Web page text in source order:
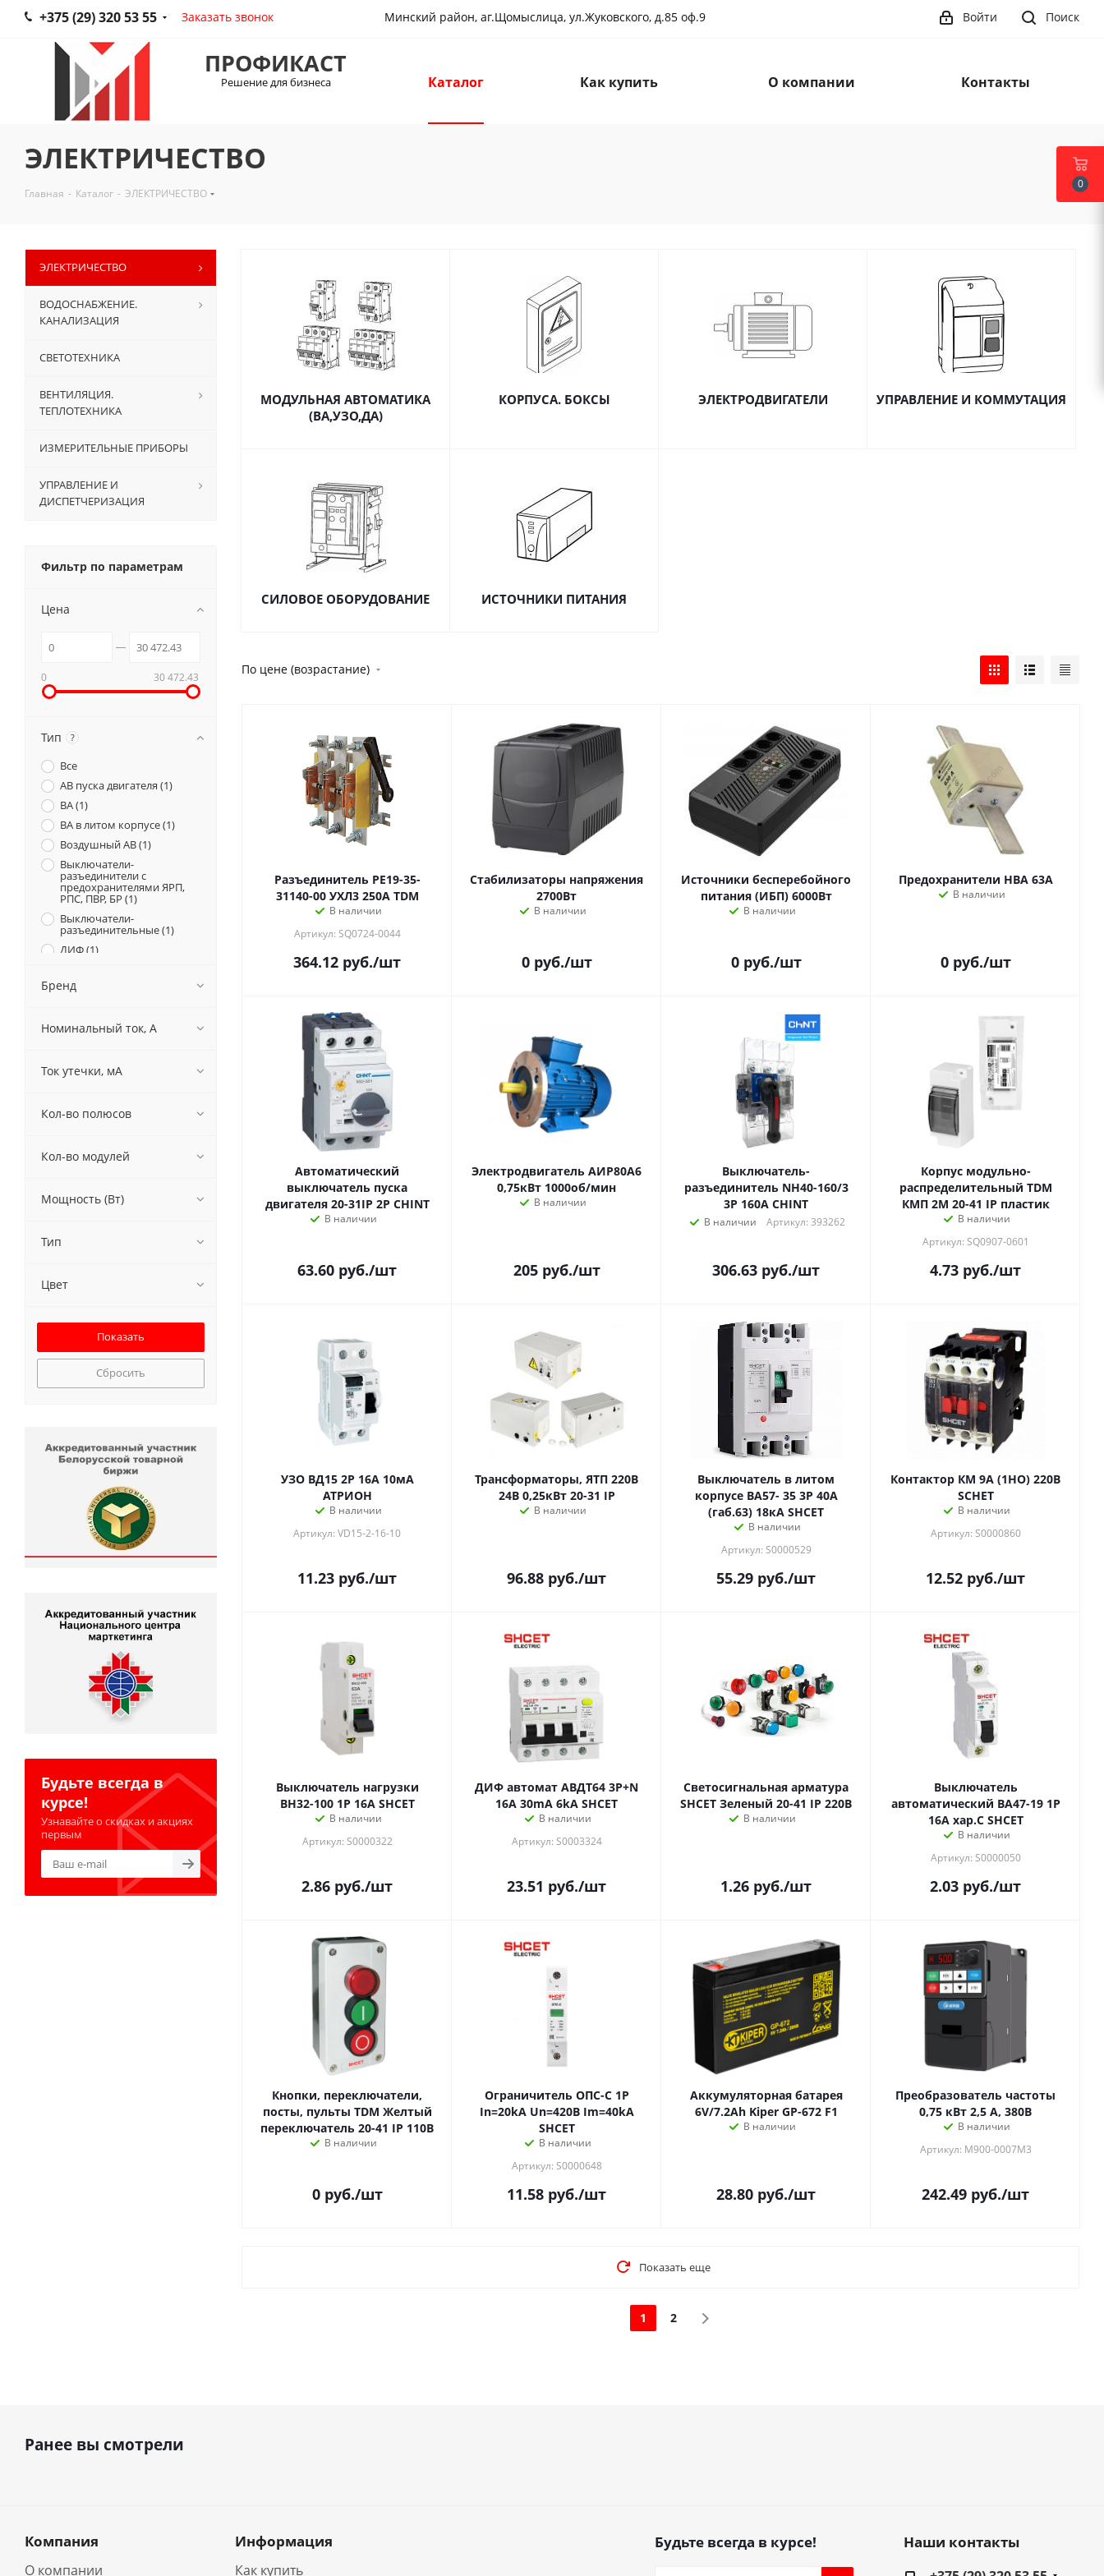
+375 (29) 320 53 55 Заказать звонок Минский район, аг.Щомыслица, ул.Жуковского, д.85 оф.9 Поиск
Войти
ПРОФИКАСТ
Решение для бизнеса Каталог Как купить О компании Контакты
ЭЛЕКТРИЧЕСТВО
Главная - Каталог - ЭЛЕКТРИЧЕСТВО
МОДУЛЬНАЯ АВТОМАТИКА
(ВА,УЗО,ДА)
КОРПУСА. БОКСЫ ЭЛЕКТРОДВИГАТЕЛИ УПРАВЛЕНИЕ И КОММУТАЦИЯ
СИЛОВОЕ ОБОРУДОВАНИЕ ИСТОЧНИКИ ПИТАНИЯ
По цене (возрастание)
Разъединитель РЕ19-35-
31140-00 УХЛ3 250A TDM
В наличии
Артикул: SQ0724-0044
364.12 руб./шт
Стабилизаторы напряжения
2700Вт
В наличии
0руб./шт
Источники бесперебойного
питания (ИБП) 6000Вт
В наличии
0руб./шт
Предохранители НВА 63A
В наличии
0руб./шт
Автоматический
выключатель пуска
двигателя 20-31IP 2Р CHINT
В наличии
63.60 руб./шт
Электродвигатель АИР80A6
0,75кВт 1000об/мин
В наличии
205руб./шт
Bыключатель-
разъединитель NH40-160/3
3P 160А CHINT
В наличии Артикул: 393262
306.63 руб./шт
Корпус модульно-
распределительный TDM
КМП 2M 20-41 IP пластик
В наличии
Артикул: SQ0907-0601
4.73 руб./шт
УЗО ВД15 2Р 16А 10мА
АТРИОН
В наличии
Артикул: VD15-2-16-10
11.23 руб./шт
Трансформаторы, ЯТП 220В
24В 0,25кВт 20-31 IP
В наличии
96.88 руб./шт
Выключатель в литом
корпусе ВА57- 35 3Р 40А
(габ.63) 18кА SHCET
В наличии
Артикул: S0000529
55.29 руб./шт
Контактор КМ 9А (1НО) 220В
SCHET
В наличии
Артикул: S0000860
12.52 руб./шт
Выключатель нагрузки
ВН32-100 1Р 16A SHСET
В наличии
Артикул: S0000322
2.86 руб./шт
ДИФ автомат АВДТ64 3P+N
16A 30mA 6kA SHCET
В наличии
Артикул: S0003324
23.51 руб./шт
Светосигнальная арматура
SHCET Зеленый 20-41 IP 220В
В наличии
1.26 руб./шт
Выключатель
автоматический ВА47-19 1Р
16A хар.C SHCET
В наличии
Артикул: S0000050
2.03 руб./шт
Кнопки, переключатели,
посты, пульты TDM Желтый
переключатель 20-41 IP 110В
В наличии
0руб./шт
Ограничитель ОПС-С 1P
In=20kA Un=420B Im=40kA
SHCET
В наличии
Артикул: S0000648
11.58 руб./шт
Аккумуляторная батарея
6V/7.2Ah Kiper GP-672 F1
В наличии
28.80 руб./шт
Преобразователь частоты
0,75 кВт 2,5 А, 380В
В наличии
Артикул: M900-0007M3
242.49 руб./шт
Показать еще
1 2
ЭЛЕКТРИЧЕСТВО
ВОДОСНАБЖЕНИЕ.
КАНАЛИЗАЦИЯ
СВЕТОТЕХНИКА
ВЕНТИЛЯЦИЯ.
ТЕПЛОТЕХНИКА
ИЗМЕРИТЕЛЬНЫЕ ПРИБОРЫ
УПРАВЛЕНИЕ И
ДИСПЕТЧЕРИЗАЦИЯ
Фильтр по параметрам
Цена
0 30 472.43
Тип ?
Все
АВ пуска двигателя (1)
ВА (1)
ВА в литом корпусе (1)
Воздушный АВ (1)
Выключатели-
разъединители с
предохранителями ЯРП,
РПС, ПВР, БР (1)
Выключатели-
разъединительные (1)
ДИФ (1)
Кнопки, переключатели,
Ограничитель
импульсных
Переключатели-
Пускатели, контакторы,
Светосигнальная арматура
(1)
Бренд
Номинальный ток, А
Ток утечки, мА
Кол-во полюсов
Кол-во модулей
Мощность (Вт)
Тип
Цвет
Сбросить
Будьте всегда в
курсе!
Узнавайте о скидках и акциях
первым
Ранее вы смотрели
Компания
О компании
Информация
Как купить
Будьте всегда в курсе! Наши контакты
0